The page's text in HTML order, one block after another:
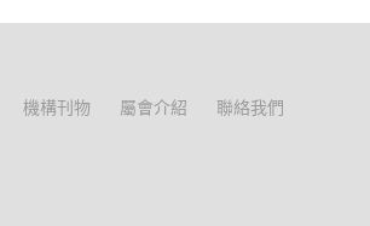
機構刊物 屬會介紹 聯絡我們